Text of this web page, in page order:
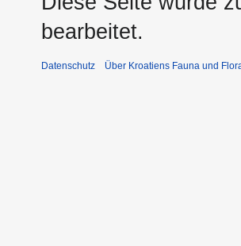
bearbeitet.
Datenschutz Über Kroatiens Fauna und